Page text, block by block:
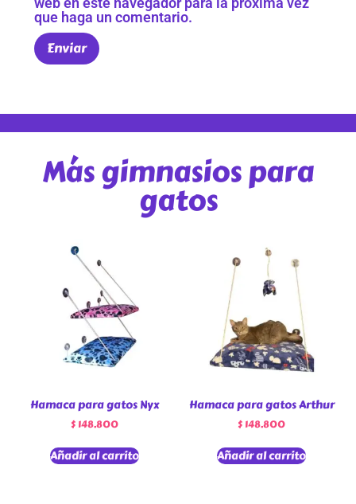
que haga un comentario.
Más gimnasios para
gatos
Hamaca para gatos Nyx
$148.800
Añadir al carrito
Hamaca para gatos Arthur
$ 148.800
Añadir al carrito